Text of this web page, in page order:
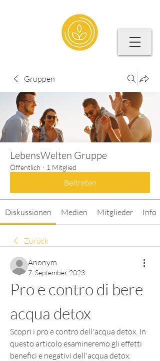
Gruppen
LebensWelten Gruppe
Öffentlich · 1 Mitglied
Beitreten
Diskussionen Medien Mitglieder Info
Zurück
Anonym
7. September 2023
Pro e contro di bere
acqua detox
Scopri i pro e contro dell'acqua detox. In
questo articolo esamineremo gli effetti
benefici e negativi dell'acqua detox.